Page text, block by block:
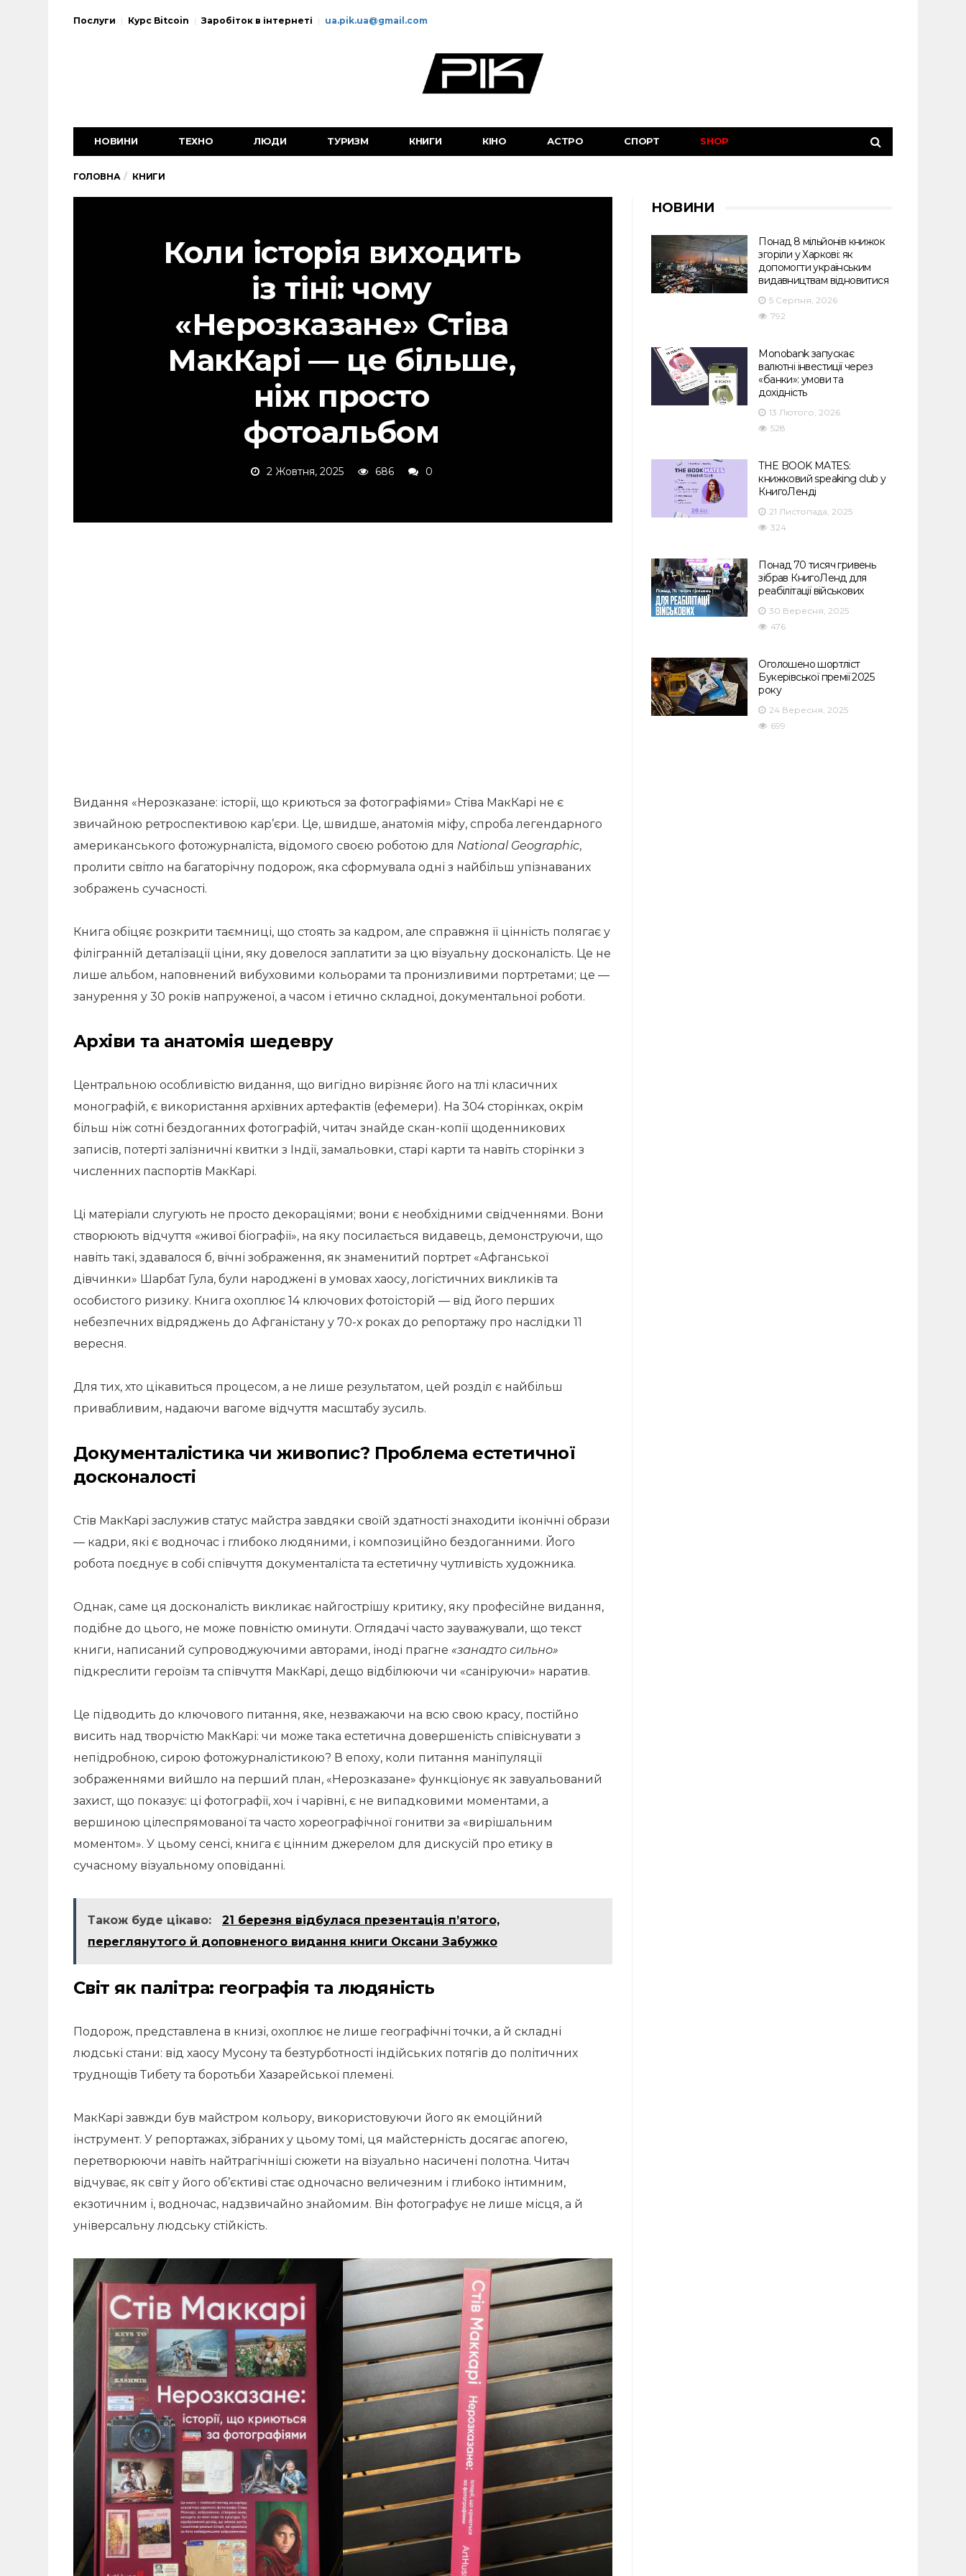
Послуги Курс Bitcoin Заробіток в інтернеті ua.pik.ua@gmail.com
НОВИНИ ТЕХНО ЛЮДИ ТУРИЗМ КНИГИ КІНО АСТРО СПОРТ SHOP
ГОЛОВНА КНИГИ
Коли історія виходить
із тіні: чому
«Нерозказане» Стіва
МакКарі — це більше,
ніж просто
фотоальбом
2 Жовтня, 2025 686 0
Видання «Нерозказане: історії, що криються за фотографіями» Стіва МакКарі не є
звичайною ретроспективою кар’єри. Це, швидше, анатомія міфу, спроба легендарного
американського фотожурналіста, відомого своєю роботою для National Geographic,
пролити світло на багаторічну подорож, яка сформувала одні з найбільш упізнаваних
зображень сучасності.
Книга обіцяє розкрити таємниці, що стоять за кадром, але справжня її цінність полягає у
філігранній деталізації ціни, яку довелося заплатити за цю візуальну досконалість. Це не
лише альбом, наповнений вибуховими кольорами та пронизливими портретами; це —
занурення у 30 років напруженої, а часом і етично складної, документальної роботи.
Архіви та анатомія шедевру
Центральною особливістю видання, що вигідно вирізняє його на тлі класичних
монографій, є використання архівних артефактів (ефемери). На 304 сторінках, окрім
більш ніж сотні бездоганних фотографій, читач знайде скан-копії щоденникових
записів, потерті залізничні квитки з Індії, замальовки, старі карти та навіть сторінки з
численних паспортів МакКарі.
Ці матеріали слугують не просто декораціями; вони є необхідними свідченнями. Вони
створюють відчуття «живої біографії», на яку посилається видавець, демонструючи, що
навіть такі, здавалося б, вічні зображення, як знаменитий портрет «Афганської
дівчинки» Шарбат Гула, були народжені в умовах хаосу, логістичних викликів та
особистого ризику. Книга охоплює 14 ключових фотоісторій — від його перших
небезпечних відряджень до Афганістану у 70-х роках до репортажу про наслідки 11
вересня.
Для тих, хто цікавиться процесом, а не лише результатом, цей розділ є найбільш
привабливим, надаючи вагоме відчуття масштабу зусиль.
Документалістика чи живопис? Проблема естетичної
досконалості
Стів МакКарі заслужив статус майстра завдяки своїй здатності знаходити іконічні образи
— кадри, які є водночас і глибоко людяними, і композиційно бездоганними. Його
робота поєднує в собі співчуття документаліста та естетичну чутливість художника.
Однак, саме ця досконалість викликає найгострішу критику, яку професійне видання,
подібне до цього, не може повністю оминути. Оглядачі часто зауважували, що текст
книги, написаний супроводжуючими авторами, іноді прагне «занадто сильно»
підкреслити героїзм та співчуття МакКарі, дещо відбілюючи чи «саніруючи» наратив.
Це підводить до ключового питання, яке, незважаючи на всю свою красу, постійно
висить над творчістю МакКарі: чи може така естетична довершеність співіснувати з
непідробною, сирою фотожурналістикою? В епоху, коли питання маніпуляції
зображеннями вийшло на перший план, «Нерозказане» функціонує як завуальований
захист, що показує: ці фотографії, хоч і чарівні, є не випадковими моментами, а
вершиною цілеспрямованої та часто хореографічної гонитви за «вирішальним
моментом». У цьому сенсі, книга є цінним джерелом для дискусій про етику в
сучасному візуальному оповіданні.
Також буде цікаво:
21 березня відбулася презентація п’ятого,
переглянутого й доповненого видання книги Оксани Забужко
Світ як палітра: географія та людяність
Подорож, представлена в книзі, охоплює не лише географічні точки, а й складні
людські стани: від хаосу Мусону та безтурботності індійських потягів до політичних
труднощів Тибету та боротьби Хазарейської племені.
МакКарі завжди був майстром кольору, використовуючи його як емоційний
інструмент. У репортажах, зібраних у цьому томі, ця майстерність досягає апогею,
перетворюючи навіть найтрагічніші сюжети на візуально насичені полотна. Читач
відчуває, як світ у його об’єктиві стає одночасно величезним і глибоко інтимним,
екзотичним і, водночас, надзвичайно знайомим. Він фотографує не лише місця, а й
універсальну людську стійкість.
НОВИНИ
Понад 8 мільйонів книжок
згоріли у Харкові: як
допомогти українським
видавництвам відновитися
5 Серпня, 2026
792
Monobank запускає
валютні інвестиції через
«банки»: умови та
дохідність
13 Лютого, 2026
528
THE BOOK MATES:
книжковий speaking club у
КнигоЛенді
21 Листопада, 2025
324
Понад 70 тисяч гривень
зібрав КнигоЛенд для
реабілітації військових
30 Вересня, 2025
476
Оголошено шортліст
Букерівської премії 2025
року
24 Вересня, 2025
699